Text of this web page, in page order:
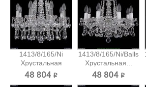
1413/8/165/Ni
Хрустальная
подвесная...
48 804 ₽
1413/8/165/Ni/Balls
Хрустальная...
48 804 ₽